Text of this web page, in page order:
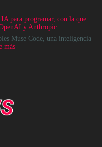
para programar, con la que
y Anthropic
Muse Code, una inteligencia
más: